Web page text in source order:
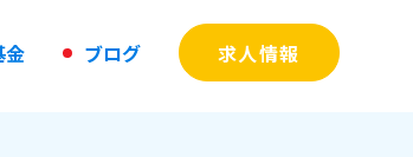
金 ブログ 求人情報